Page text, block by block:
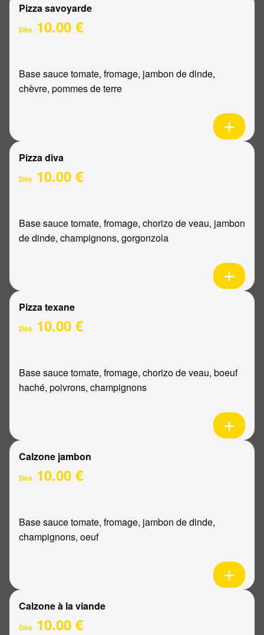
Pizza savoyarde
Dès 10.00 €
Base sauce tomate, fromage, jambon de dinde,
chèvre, pommes de terre
Pizza diva
Dès 10.00 €
Base sauce tomate, fromage, chorizo de veau, jambon
de dinde, champignons, gorgonzola
Pizza texane
Dès 10.00 €
Base sauce tomate, fromage, chorizo de veau, boeuf
haché, poivrons, champignons
Calzone jambon
Dès 10.00 €
Base sauce tomate, fromage, jambon de dinde,
champignons, oeuf
Calzone à la viande
Dès 10.00 €